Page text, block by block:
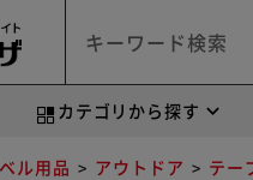
カテゴリから探す
ル用品 アウトドア
テー